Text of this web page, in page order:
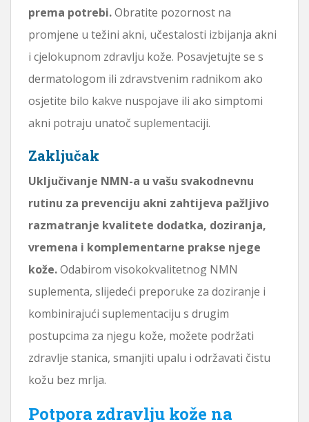
prema potrebi.Obratite pozornost na
promjene u težini akni, učestalosti izbijanja akni
i cjelokupnom zdravlju kože. Posavjetujte se s
dermatologom ili zdravstvenim radnikom ako
osjetite bilo kakve nuspojave ili ako simptomi
akni potraju unatoč suplementaciji.
Zaključak
Uključivanje NMN-a u vašu svakodnevnu
rutinu za prevenciju akni zahtijeva pažljivo
razmatranje kvalitete dodatka, doziranja,
vremena i komplementarne prakse njege
kože.Odabirom visokokvalitetnog NMN
suplementa, slijedeći preporuke za doziranje i
kombinirajući suplementaciju s drugim
postupcima za njegu kože, možete podržati
zdravlje stanica, smanjiti upalu i održavati čistu
kožu bez mrlja.
Potpora zdravlju kože na